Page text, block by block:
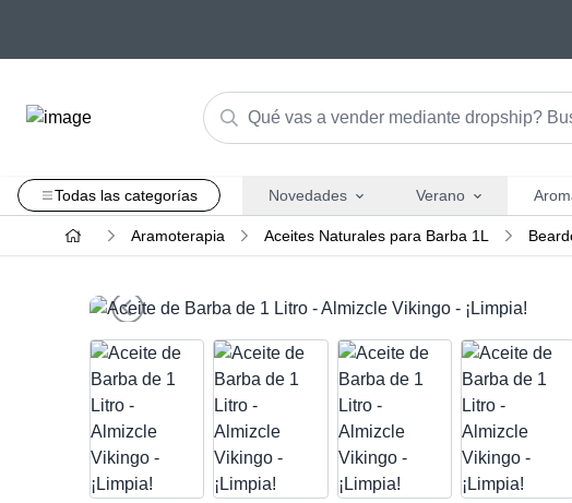
Todas las categorías Novedades Verano
Aramoterapia Aceites Naturales para Barba 1L